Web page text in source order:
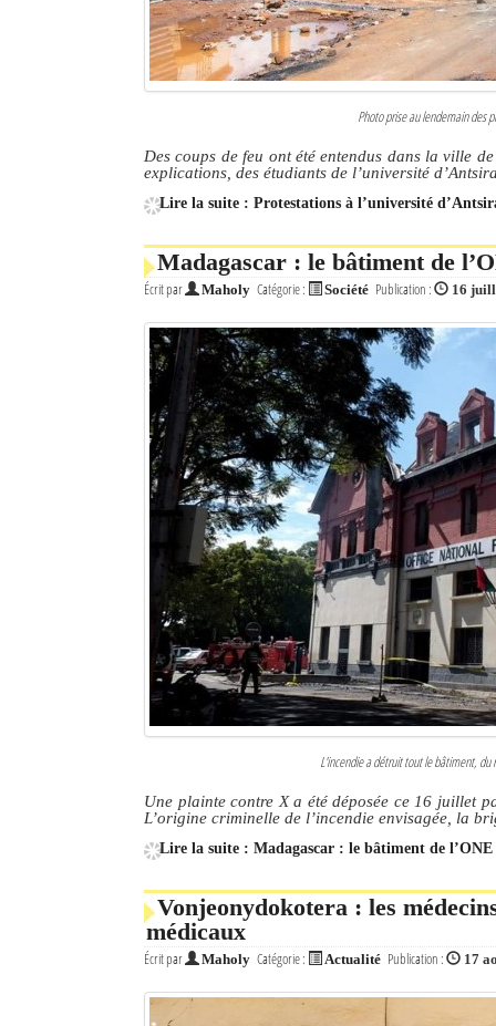
La Tribune de Diego en PDF
Connexion
Identifiant oublié ?
Mot de passe oublié ?
Photo prise au lendemain des
Des coups de feu ont été entendus dans la ville
explications, des étudiants de l’université
Lire la suite : Protestations à l’université
Madagascar : le bâtiment de
Écrit par Maholy Catégorie : Société Publication : 16
L'incendie a détruit tout le bâtiment, du
Une plainte contre X a été déposée ce 16 juillet
L’origine criminelle de l’incendie envisagée, la
Lire la suite : Madagascar : le bâtiment de l’ONE
Vonjeonydokotera : les
médicaux
Écrit par Maholy Catégorie : Actualité Publication : 17